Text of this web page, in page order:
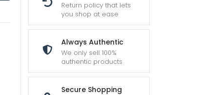
Return policy that lets
you shop at ease
Always Authentic
We only sell 100%
authentic products
Secure Shopping